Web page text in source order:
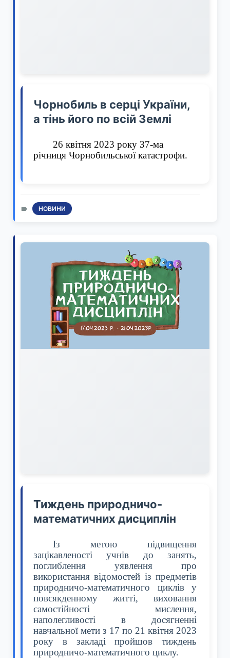
Чорнобиль в серці України,
а тінь його по всій Землі
26 квітня 2023 року 37-ма
річниця Чорнобильської катастрофи.
НОВИНИ
Тиждень природничо-
математичних дисциплін
Із метою підвищення
зацікавленості учнів до занять,
поглиблення уявлення про
використання відомостей із предметів
природничо-математичного циклів у
повсякденному житті, виховання
самостійності мислення,
наполегливості в досягненні
навчальної мети з 17 по 21 квітня 2023
року в закладі пройшов тиждень
природничо-математичного циклу.